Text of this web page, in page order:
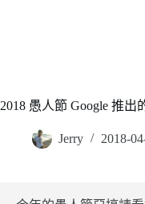
2018 愚人節 Google 推出
Jerry 2018-